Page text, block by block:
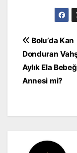
Yazı
Bolu’da Kan
Donduran
Aylık Ela
Annesi mi?